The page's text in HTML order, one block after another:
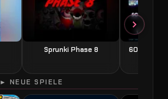
Sprunki Phase 8 60
► NEUE SPIELE